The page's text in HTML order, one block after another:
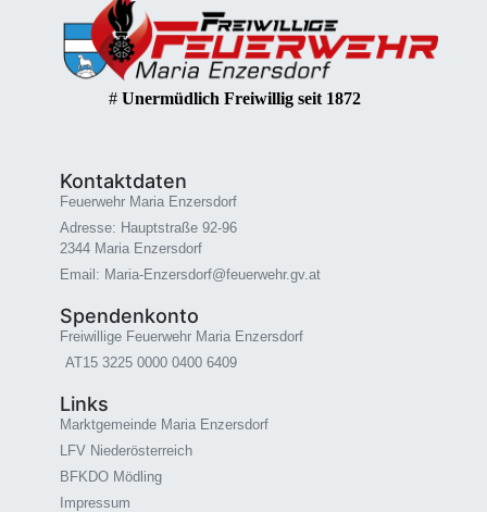
# Unermüdlich Freiwillig seit 1872
Kontaktdaten
Feuerwehr Maria Enzersdorf
Adresse: Hauptstraße 92-96
2344 Maria Enzersdorf
Email: Maria-Enzersdorf@feuerwehr.gv.at
Spendenkonto
Freiwillige Feuerwehr Maria Enzersdorf
AT15 3225 0000 0400 6409
Links
Marktgemeinde Maria Enzersdorf
LFV Niederösterreich
BFKDO Mödling
Impressum